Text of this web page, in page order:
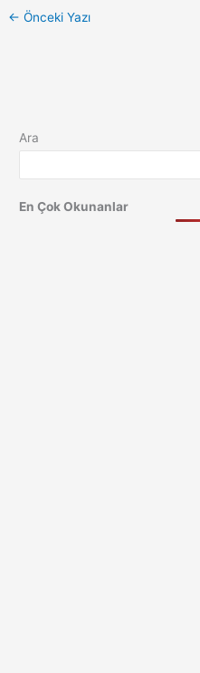
← Önceki Yazı
Ara
En Çok Okunanlar